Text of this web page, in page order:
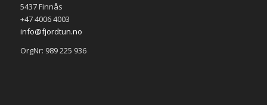
5437 Finnås
+47 4006 4003
info@fjordtun.no
OrgNr: 989 225 936